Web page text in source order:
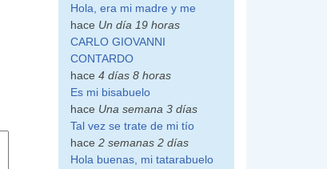
Hola, era mi madre y me
hace Un día 19 horas
CARLO GIOVANNI
CONTARDO
hace4 días 8 horas
Es mi bisabuelo
hace Una semana 3 días
Tal vez se trate de mi tío
hace2 semanas 2 días
Hola buenas, mi tatarabuelo